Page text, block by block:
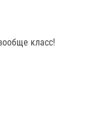
класс!